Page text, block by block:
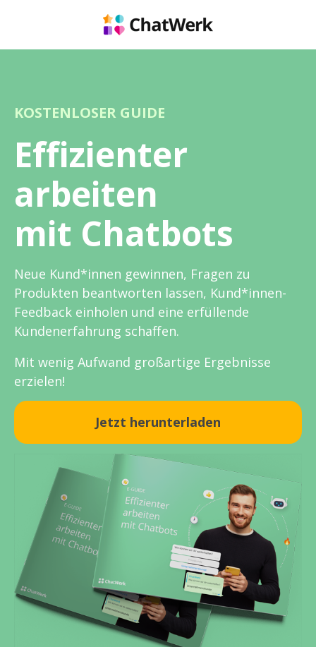
KOSTENLOSER GUIDE
Effizienter
arbeiten
mit Chatbots
Neue Kund*innen gewinnen, Fragen zu
Produkten beantworten lassen, Kund*innen-
Feedback einholen und eine erfüllende
Kundenerfahrung schaffen.
Mit wenig Aufwand großartige Ergebnisse
erzielen!
Jetzt herunterladen